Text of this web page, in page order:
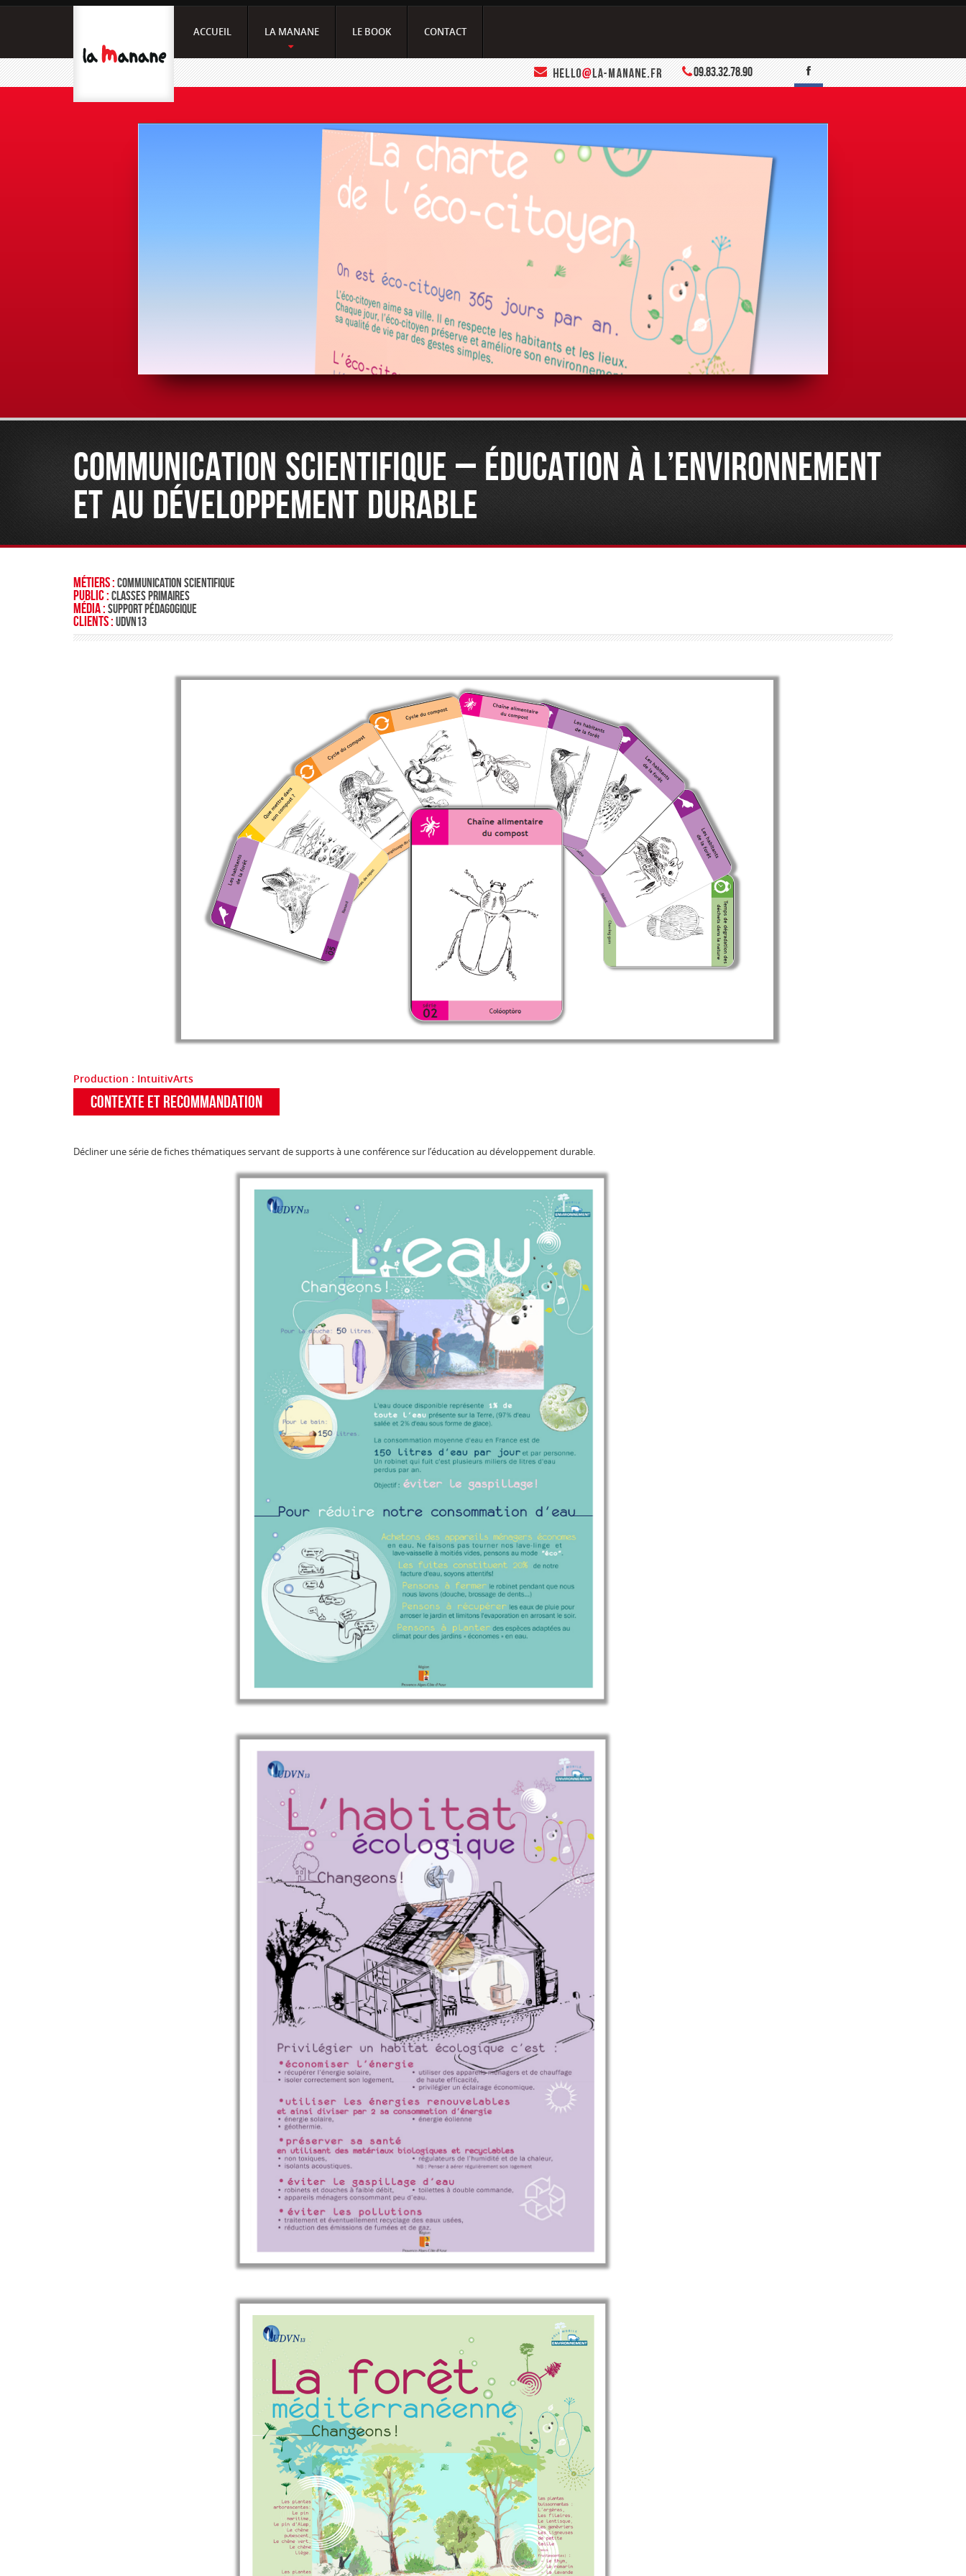
ACCUEIL LA MANANE LE BOOK CONTACT
09.83.32.78.90
COMMUNICATION SCIENTIFIQUE – ÉDUCATION À L’ENVIRONNEMENT
ET AU DÉVELOPPEMENT DURABLE
Métiers : Communication scientifique
Public : Classes Primaires
Média : Support pédagogique
Clients : UDVN13
Production : IntuitivArts
CONTEXTE ET recommandation
Décliner une série de fiches thématiques servant de supports à une conférence sur l’éducation au développement durable.